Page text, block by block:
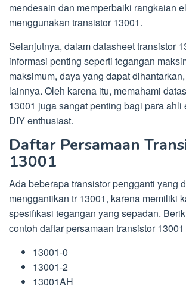
mendesain dan memperbaiki rangkaian
menggunakan transistor 13001.
Selanjutnya, dalam datasheet transistor
informasi penting seperti tegangan
maksimum, daya yang dapat
lainnya. Oleh karena itu, memahami
13001 juga sangat penting bagi para ahli
DIY enthusiast.
Daftar Persamaan
13001
Ada beberapa transistor pengganti yang
menggantikan tr 13001, karena memiliki
spesifikasi tegangan yang sepadan.
contoh daftar persamaan transistor
13001-0
13001-2
13001AH